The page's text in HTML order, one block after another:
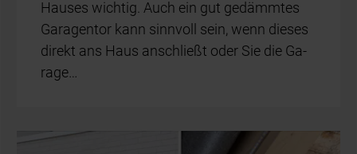
Hau­ses wich­tig. Auch ein gut ge­dämm­tes
Ga­ra­gen­tor kann sinn­voll sein, wenn die­ses
di­rekt ans Haus an­schließt oder Sie die Ga­
ra­ge…